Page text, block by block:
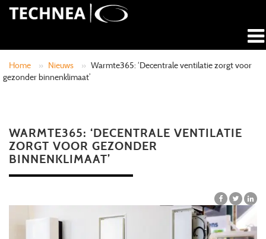
Home » Nieuws » Warmte365: ‘Decentrale ventilatie zorgt voor
gezonder binnenklimaat’
WARMTE365: ‘DECENTRALE VENTILATIE
ZORGT VOOR GEZONDER
BINNENKLIMAAT’